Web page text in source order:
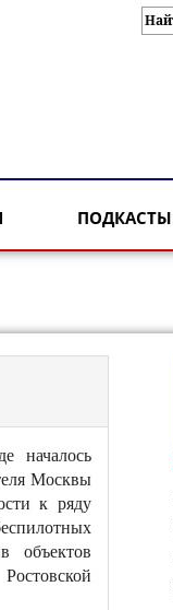
ПОДКАСТЫ
началось
Москвы
к ряду
объектов